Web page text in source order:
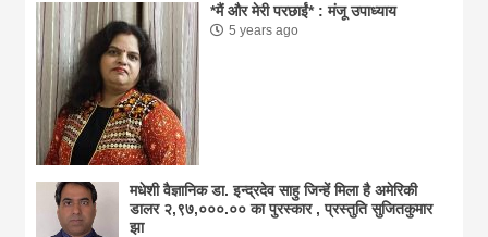
*मैं और मेरी परछाईं* : मंजू उपाध्याय
5 years ago
मधेशी वैज्ञानिक डा. इन्द्रदेव साहु जिन्हें मिला है अमेरिकी
डालर २,९७,०००.०० का पुरस्कार , प्रस्तुति सुजितकुमार
झा